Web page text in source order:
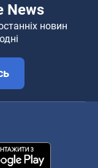
News
новин